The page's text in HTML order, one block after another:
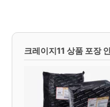
크레이지11 상품 포장